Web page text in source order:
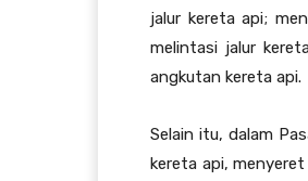
jalur kereta api;
melintasi jalur
angkutan kereta api.
Selain itu, dalam
kereta api,